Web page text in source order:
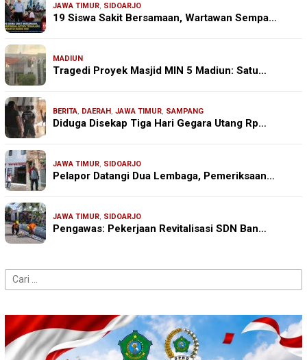
JAWA TIMUR, SIDOARJO
19 Siswa Sakit Bersamaan, Wartawan Sempa…
MADIUN
Tragedi Proyek Masjid MIN 5 Madiun: Satu…
BERITA, DAERAH, JAWA TIMUR, SAMPANG
Diduga Disekap Tiga Hari Gegara Utang Rp…
JAWA TIMUR, SIDOARJO
Pelapor Datangi Dua Lembaga, Pemeriksaan…
JAWA TIMUR, SIDOARJO
Pengawas: Pekerjaan Revitalisasi SDN Ban…
Cari
untuk: